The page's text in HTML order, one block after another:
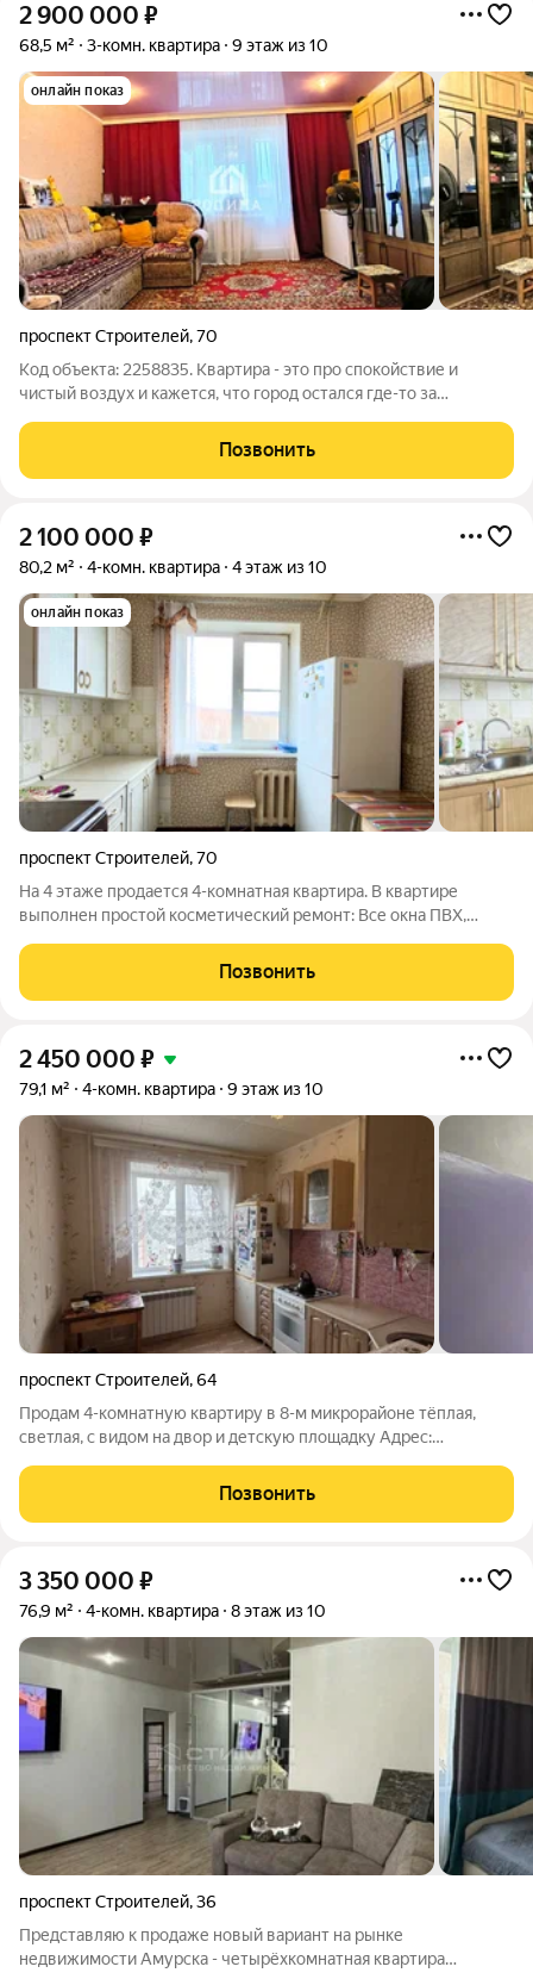
2 900 000 ₽
68,5 м² 3-комн. квартира 9 этаж из 10
онлайн показ
проспект Строителей,70
Код объекта: 2258835. Квартира - это про спокойствие и
чистый воздух и кажется, что город остался где-то за
шагах: школа, детский сад, магазины. Внутри - чисто, сделан
косметический ремонт: можно
Позвонить
2 100 000 ₽
80,2 м² 4-комн. квартира 4 этаж из 10
онлайн показ
проспект Строителей,70
На 4 этаже продается 4-комнатная квартира. В квартире
выполнен простой косметический ремонт: Все окна ПВХ,
застеклен аллюминиевыми рамами купе, есть угловая лоджия
(не застеклена), напольное
Позвонить
2 450 000 ₽
79,1 м² 4-комн. квартира 9 этаж из 10
проспект Строителей,64
Продам 4-комнатную квартиру в 8-м микрорайоне тёплая,
светлая, с видом на двор и детскую площадку Адрес:
раздельные комнаты
Позвонить
3 350 000 ₽
76,9 м² 4-комн. квартира 8 этаж из 10
проспект Строителей,36
Представляю к продаже новый вариант на рынке
недвижимости Амурска - четырёхкомнатная квартира